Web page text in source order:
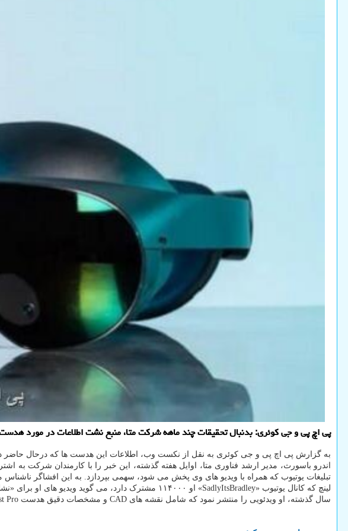
پی اچ پی و جی کوئری: بدنبال تحقیقات چند ماهه شرکت متا، منبع نشت اطلاعات در مورد
به گزارش پی اچ پی و جی کوئری به نقل از نکست وب، اطلاعات این هدست ها که درحال حاضر در
اندرو باسورث، مدیر ارشد فناوری متا، اوایل هفته گذشته، این خبر را با کارمندان شرکت
تبلیغات یوتیوب که همراه با ویدیو های وی پخش می شود، سهمی بپردازد. به این افشاگر
لینچ که کانال یوتیوب «SadlyItsBradley» او ۱۱۴۰۰۰ مشترک دارد، می گوید ویدیو های او برای «نشان دادن آنچه به نظر وی بهترین های عرصه واقعیت مجازی، واقعیت ترکیبی و واقعیت افزوده است» طراحی شده اند.
سال گذشته، او ویدئویی را منتشر نمود که شامل نقشه های CAD و مشخصات دقیق هدست Meta Quest Pro ماه ها پیش از اعلام رسمی ساخت آن بود.